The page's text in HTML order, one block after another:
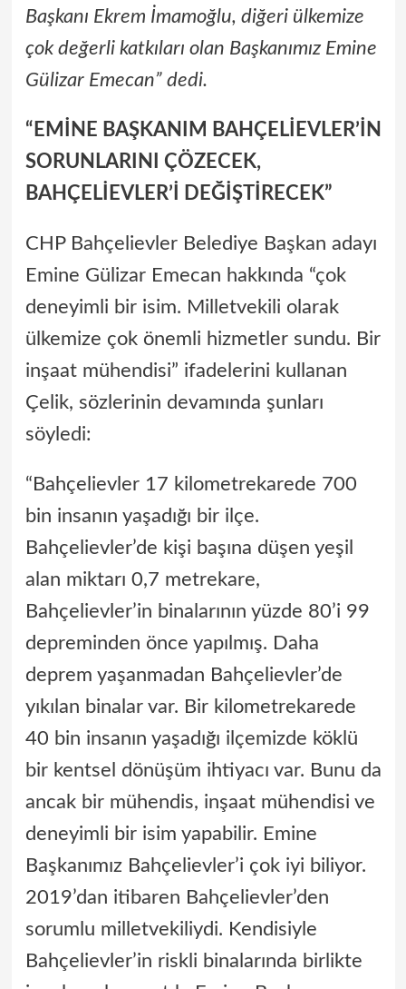
Başkanı Ekrem İmamoğlu, diğeri ülkemize
çok değerli katkıları olan Başkanımız Emine
Gülizar Emecan” dedi.
“EMİNE BAŞKANIM BAHÇELİEVLER’İN
SORUNLARINI ÇÖZECEK,
BAHÇELİEVLER’İ DEĞİŞTİRECEK”
CHP Bahçelievler Belediye Başkan adayı
Emine Gülizar Emecan hakkında “çok
deneyimli bir isim. Milletvekili olarak
ülkemize çok önemli hizmetler sundu. Bir
inşaat mühendisi” ifadelerini kullanan
Çelik, sözlerinin devamında şunları
söyledi:
“Bahçelievler 17 kilometrekarede 700
bin insanın yaşadığı bir ilçe.
Bahçelievler’de kişi başına düşen yeşil
alan miktarı 0,7 metrekare,
Bahçelievler’in binalarının yüzde 80’i 99
depreminden önce yapılmış. Daha
deprem yaşanmadan Bahçelievler’de
yıkılan binalar var. Bir kilometrekarede
40 bin insanın yaşadığı ilçemizde köklü
bir kentsel dönüşüm ihtiyacı var. Bunu da
ancak bir mühendis, inşaat mühendisi ve
deneyimli bir isim yapabilir. Emine
Başkanımız Bahçelievler’i çok iyi biliyor.
2019’dan itibaren Bahçelievler’den
sorumlu milletvekiliydi. Kendisiyle
Bahçelievler’in riskli binalarında birlikte